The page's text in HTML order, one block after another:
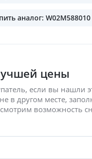
аналог: W02M588010
цены
если вы нашли
в другом месте,
возможность